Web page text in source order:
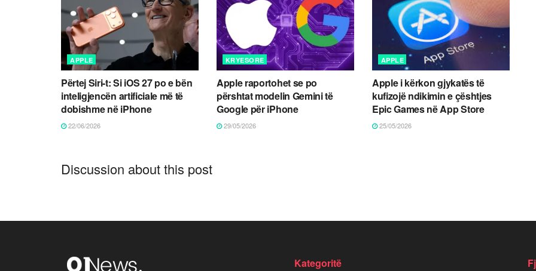
APPLE
Përtej Siri-t: Si iOS 27 po e bën
inteligjencën artificiale më të
dobishme në iPhone
22/06/2026
KRYESORE
Apple raportohet se po
përshtat modelin Gemini të
Google për iPhone
29/05/2026
APPLE
Apple i kërkon gjykatës të
kufizojë ndikimin e çështjes
Epic Games në App Store
25/05/2026
Discussion about this post
Kategoritë